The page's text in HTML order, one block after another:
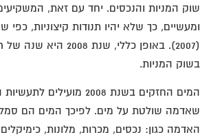
המניות והנכסים. יחד עם זאת, המשקיעים
כך שלא יהיו תנודות קיצוניות, כפי
המניות.
המים החזקים בשנת 2008
שולטת על מים. לפיכך המים הם סמל
כגון: נכסים, מכרות, מלונות,